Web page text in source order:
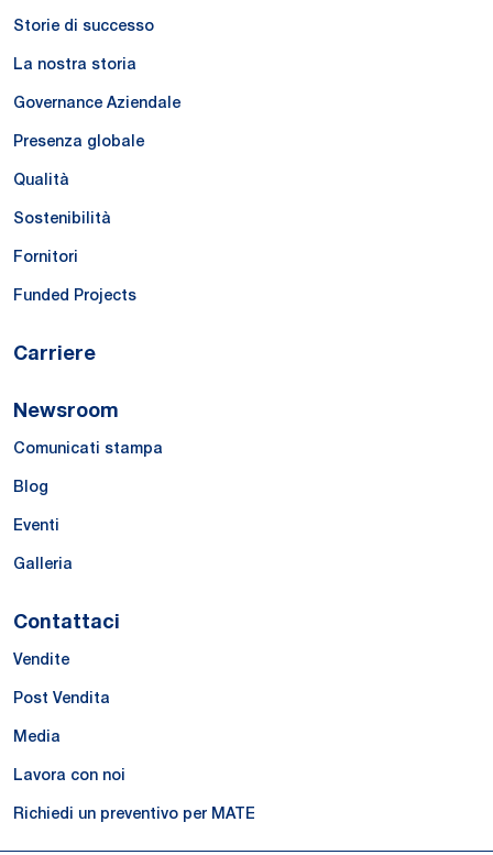
Storie di successo
La nostra storia
Governance Aziendale
Presenza globale
Qualità
Sostenibilità
Fornitori
Funded Projects
Carriere
Newsroom
Comunicati stampa
Blog
Eventi
Galleria
Contattaci
Vendite
Post Vendita
Media
Lavora con noi
Richiedi un preventivo per MATE